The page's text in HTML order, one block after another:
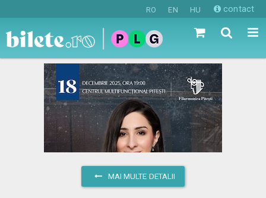
RO EN HU contact
MAI MULTE DETALII